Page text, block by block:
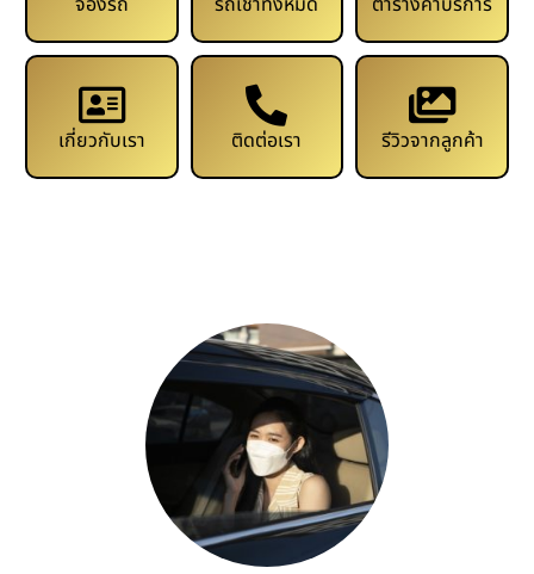
เกี่ยวกับเรา ติดต่อเรา รีวิวจากลูกค้า